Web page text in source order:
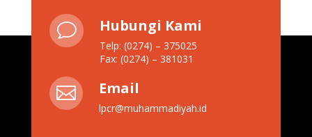
v Hubungi Kami
Telp: (0274) – 375025
Fax: (0274) – 381031
 Email
lpcr@muhammadiyah.id